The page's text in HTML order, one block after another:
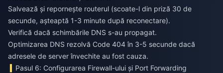
Salvează și repornește routerul (scoate-l din priză 30 de
secunde, așteaptă 1-3 minute după reconectare).
Verifică dacă schimbările DNS s-au propagat.
Optimizarea DNS rezolvă Code 404 în 3-5 secunde dacă
adresele de server învechite au fost cauza.
Pasul 6: Configurarea Firewall-ului și Port Forwarding